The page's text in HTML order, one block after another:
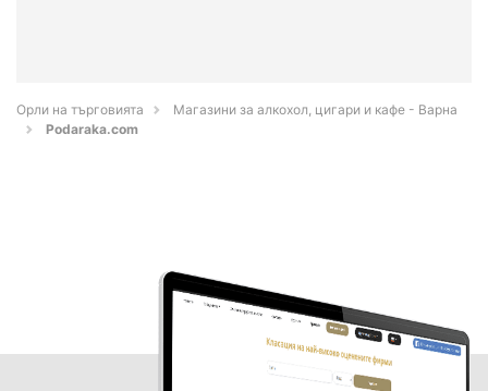
Орли на търговията
Магазини за алкохол, цигари и кафе - Варна
Podaraka.com